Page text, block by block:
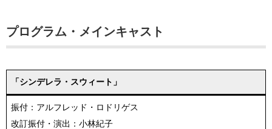
プログラム・メインキャスト
「シンデレラ・スウィート」
振付：アルフレッド・ロドリゲス
改訂振付・演出：小林紀子